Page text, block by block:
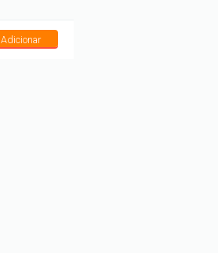
Adicionar